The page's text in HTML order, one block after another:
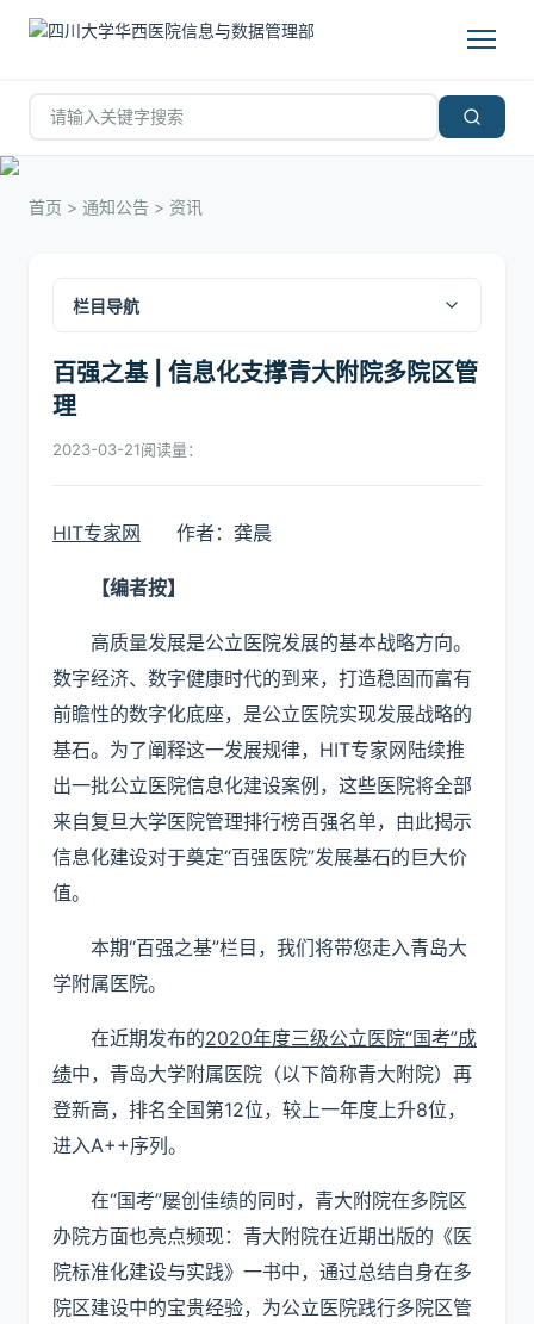
首页 > 通知公告 > 资讯
栏目导航
百强之基 | 信息化支撑青大附院多院区管
理
2023-03-21阅读量：
HIT专家网 作者：龚晨
【编者按】
高质量发展是公立医院发展的基本战略方向。
数字经济、数字健康时代的到来，打造稳固而富有
前瞻性的数字化底座，是公立医院实现发展战略的
基石。为了阐释这一发展规律，HIT专家网陆续推
出一批公立医院信息化建设案例，这些医院将全部
来自复旦大学医院管理排行榜百强名单，由此揭示
信息化建设对于奠定“百强医院”发展基石的巨大价
值。
本期“百强之基”栏目，我们将带您走入青岛大
学附属医院。
在近期发布的2020年度三级公立医院“国考”成
绩中，青岛大学附属医院（以下简称青大附院）再
登新高，排名全国第12位，较上一年度上升8位，
进入A++序列。
在“国考”屡创佳绩的同时，青大附院在多院区
办院方面也亮点频现：青大附院在近期出版的《医
院标准化建设与实践》一书中，通过总结自身在多
院区建设中的宝贵经验，为公立医院践行多院区管